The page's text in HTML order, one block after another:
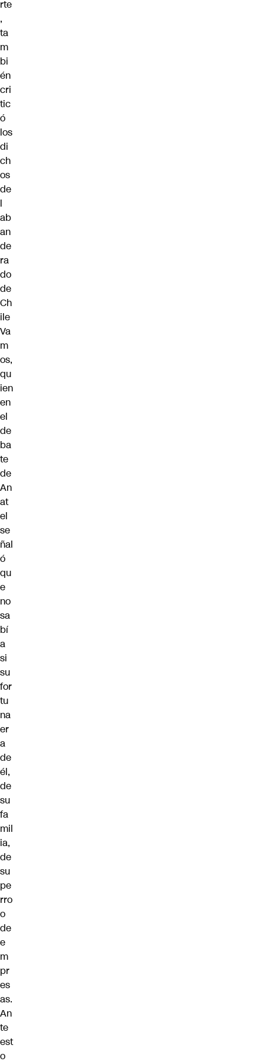
rte
,
ta
m
bi
én
cri
tic
ó
los
di
ch
os
de
l
ab
an
de
ra
do
de
Ch
ile
Va
m
os,
qu
ien
en
el
de
ba
te
de
An
at
el
se
ñal
ó
qu
e
no
sa
bí
a
si
su
for
tu
na
er
a
de
él,
de
su
fa
mil
ia,
de
su
pe
rro
o
de
e
m
pr
es
as.
An
te
est
o